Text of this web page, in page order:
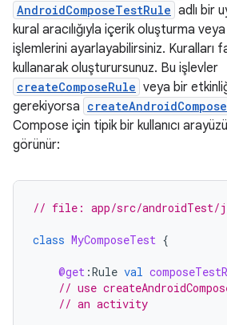
AndroidComposeTestRule adlı bir
kural aracılığıyla içerik oluşturma
işlemlerini ayarlayabilirsiniz. Kuralları
kullanarak oluşturursunuz. Bu işlevler
createComposeRule veya bir
gerekiyorsa
Compose için tipik bir kullanıcı
görünür:
// file: app/src/androidTest/
class MyComposeTest {
@get :Rule val
// use
// an activity